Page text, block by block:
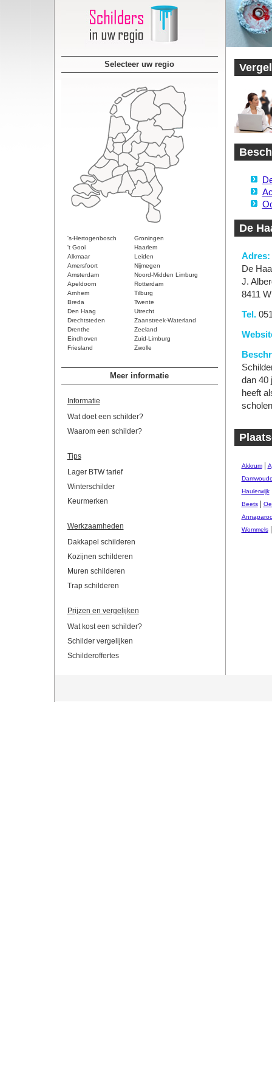
Selecteer uw regio
's-Hertogenbosch
Groningen
't Gooi
Haarlem
Alkmaar
Leiden
Amersfoort
Nijmegen
Amsterdam
Noord-Midden Limburg
Apeldoorn
Rotterdam
Arnhem
Tilburg
Breda
Twente
Den Haag
Utrecht
Drechtsteden
Zaanstreek-Waterland
Drenthe
Zeeland
Eindhoven
Zuid-Limburg
Friesland
Zwolle
Meer informatie
Informatie
Wat doet een schilder?
Waarom een schilder?
Tips
Lager BTW tarief
Winterschilder
Keurmerken
Werkzaamheden
Dakkapel schilderen
Kozijnen schilderen
Muren schilderen
Trap schilderen
Prijzen en vergelijken
Wat kost een schilder?
Schilder vergelijken
Schilderoffertes
De
Adres:
De
J.
8411
Tel.
dan 40
heeft
Akkrum|
Haulerwijk
Beets|
Wommels